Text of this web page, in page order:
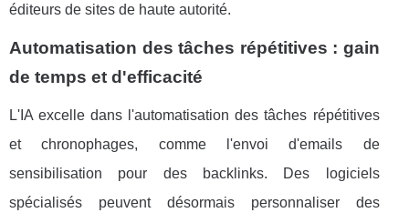
éditeurs de sites de haute autorité.
Automatisation des tâches répétitives : gain
de temps et d'efficacité
L'IA excelle dans l'automatisation des tâches répétitives
et chronophages, comme l'envoi d'emails de
sensibilisation pour des backlinks. Des logiciels
spécialisés peuvent désormais personnaliser des